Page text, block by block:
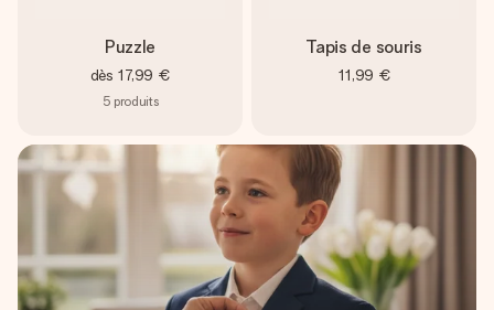
Puzzle
dès 17,99 €
5 produits
Tapis de souris
11,99 €